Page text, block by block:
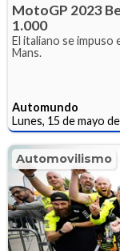
MotoGP 2023
1.000
El italiano se impuso
Mans.
Automundo
Lunes, 15 de mayo
Automovilismo